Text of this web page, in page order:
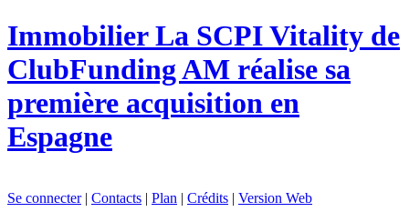
ImmobilierLa SCPI Vitality de
ClubFunding AM réalise sa
première acquisition en
Espagne
Se connecter| Contacts | Plan | Crédits | Version Web